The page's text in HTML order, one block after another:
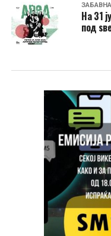
ЗАБАВНА
На 31
под